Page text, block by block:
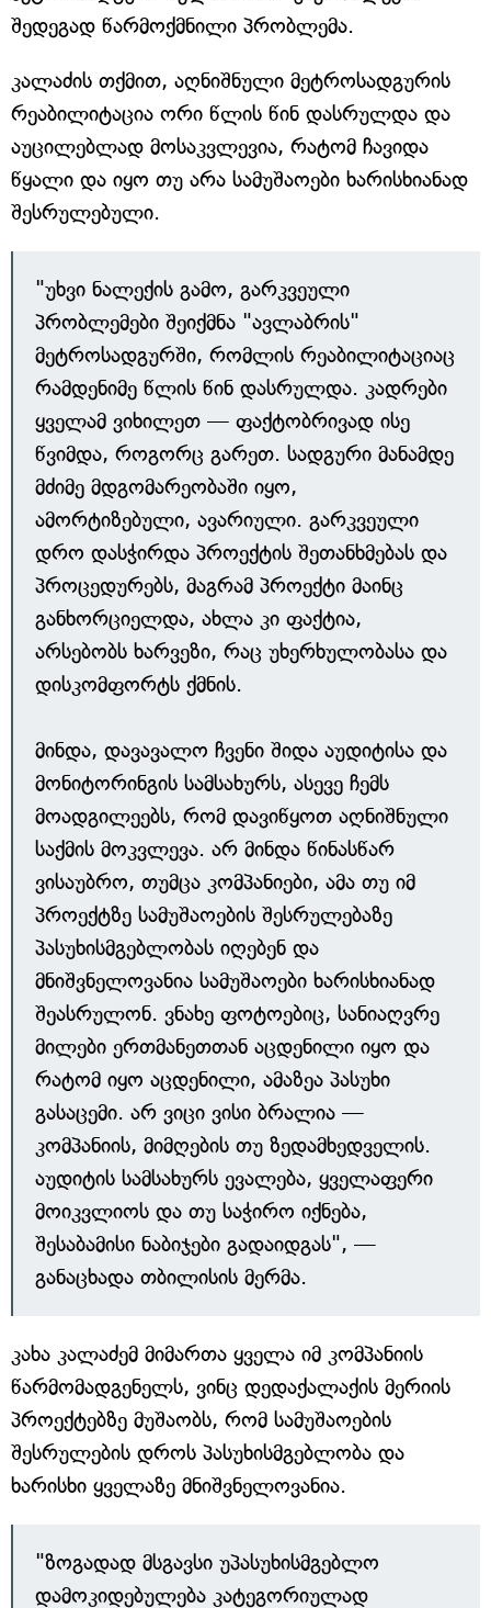
შედეგად წარმოქმნილი პრობლემა.
კალაძის თქმით, აღნიშნული მეტროსადგურის
რეაბილიტაცია ორი წლის წინ დასრულდა და
აუცილებლად მოსაკვლევია, რატომ ჩავიდა
წყალი და იყო თუ არა სამუშაოები ხარისხიანად
შესრულებული.
"უხვი ნალექის გამო, გარკვეული
პრობლემები შეიქმნა "ავლაბრის"
მეტროსადგურში, რომლის რეაბილიტაციაც
რამდენიმე წლის წინ დასრულდა. კადრები
ყველამ ვიხილეთ — ფაქტობრივად ისე
წვიმდა, როგორც გარეთ. სადგური მანამდე
მძიმე მდგომარეობაში იყო,
ამორტიზებული, ავარიული. გარკვეული
დრო დასჭირდა პროექტის შეთანხმებას და
პროცედურებს, მაგრამ პროექტი მაინც
განხორციელდა, ახლა კი ფაქტია,
არსებობს ხარვეზი, რაც უხერხულობასა და
დისკომფორტს ქმნის.
მინდა, დავავალო ჩვენი შიდა აუდიტისა და
მონიტორინგის სამსახურს, ასევე ჩემს
მოადგილეებს, რომ დავიწყოთ აღნიშნული
საქმის მოკვლევა. არ მინდა წინასწარ
ვისაუბრო, თუმცა კომპანიები, ამა თუ იმ
პროექტზე სამუშაოების შესრულებაზე
პასუხისმგებლობას იღებენ და
მნიშვნელოვანია სამუშაოები ხარისხიანად
შეასრულონ. ვნახე ფოტოებიც, სანიაღვრე
მილები ერთმანეთთან აცდენილი იყო და
რატომ იყო აცდენილი, ამაზეა პასუხი
გასაცემი. არ ვიცი ვისი ბრალია —
კომპანიის, მიმღების თუ ზედამხედველის.
აუდიტის სამსახურს ევალება, ყველაფერი
მოიკვლიოს და თუ საჭირო იქნება,
შესაბამისი ნაბიჯები გადაიდგას", —
განაცხადა თბილისის მერმა.
კახა კალაძემ მიმართა ყველა იმ კომპანიის
წარმომადგენელს, ვინც დედაქალაქის მერიის
პროექტებზე მუშაობს, რომ სამუშაოების
შესრულების დროს პასუხისმგებლობა და
ხარისხი ყველაზე მნიშვნელოვანია.
"ზოგადად მსგავსი უპასუხისმგებლო
დამოკიდებულება კატეგორიულად